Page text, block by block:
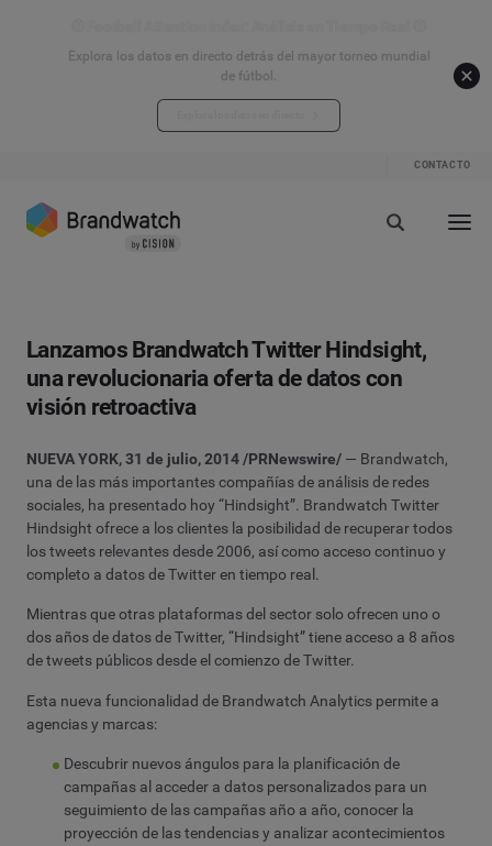
Explora los datos en directo detrás del mayor torneo mundial
de fútbol.
CONTACTO
Lanzamos Brandwatch Twitter Hindsight,
una revolucionaria oferta de datos con
visión retroactiva
NUEVA YORK, 31 de julio, 2014 /PRNewswire/ — Brandwatch,
una de las más importantes compañías de análisis de redes
sociales, ha presentado hoy “Hindsight”. Brandwatch Twitter
Hindsight ofrece a los clientes la posibilidad de recuperar todos
los tweets relevantes desde 2006, así como acceso continuo y
completo a datos de Twitter en tiempo real.
Mientras que otras plataformas del sector solo ofrecen uno o
dos años de datos de Twitter, “Hindsight” tiene acceso a 8 años
de tweets públicos desde el comienzo de Twitter.
Esta nueva funcionalidad de Brandwatch Analytics permite a
agencias y marcas:
Descubrir nuevos ángulos para la planificación de
campañas al acceder a datos personalizados para un
seguimiento de las campañas año a año, conocer la
proyección de las tendencias y analizar acontecimientos